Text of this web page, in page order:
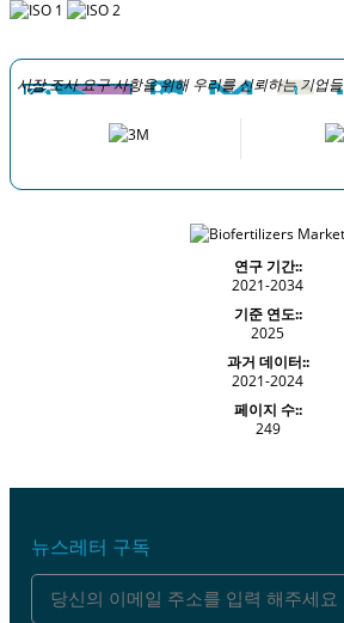
시장 조사 요구 사항을 위해 우리를 신뢰하는 기업들
연구 기간::
2021-2034
기준 연도::
2025
과거 데이터::
2021-2024
페이지 수::
249
뉴스레터 구독